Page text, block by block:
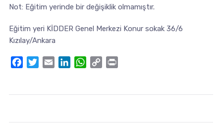
Not: Eğitim yerinde bir değişiklik olmamıştır.
Eğitim yeri KİDDER Genel Merkezi Konur sokak 36/6
Kızılay/Ankara
FacebookTwitter
Email LinkedInWhatsApp
Copy